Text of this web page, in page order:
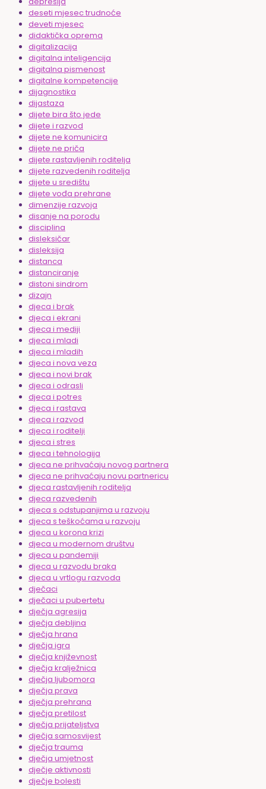
deseti mjesec trudnoće
deveti mjesec
didaktička oprema
digitalizacija
digitalna inteligencija
digitalna pismenost
digitalne kompetencije
dijagnostika
dijastaza
dijete bira što jede
dijete i razvod
dijete ne komunicira
dijete ne priča
dijete rastavljenih roditelja
dijete razvedenih roditelja
dijete u središtu
dijete vođa prehrane
dimenzije razvoja
disanje na porodu
disciplina
disleksičar
disleksija
distanca
distanciranje
distoni sindrom
dizajn
djeca i brak
djeca i ekrani
djeca i mediji
djeca i mladi
djeca i mladih
djeca i nova veza
djeca i novi brak
djeca i odrasli
djeca i potres
djeca i rastava
djeca i razvod
djeca i roditelji
djeca i stres
djeca i tehnologija
djeca ne prihvaćaju novog partnera
djeca ne prihvaćaju novu partnericu
djeca rastavljenih roditelja
djeca razvedenih
djeca s odstupanjima u razvoju
djeca s teškoćama u razvoju
djeca u korona krizi
djeca u modernom društvu
djeca u pandemiji
djeca u razvodu braka
djeca u vrtlogu razvoda
dječaci
dječaci u pubertetu
dječja agresija
dječja debljina
dječja hrana
dječja igra
dječja književnost
dječja kralježnica
dječja ljubomora
dječja prava
dječja prehrana
dječja pretilost
dječja prijateljstva
dječja samosvijest
dječja trauma
dječja umjetnost
dječje aktivnosti
dječje bolesti